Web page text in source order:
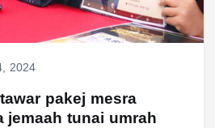
2024
pakej mesra
jemaah tunai umrah